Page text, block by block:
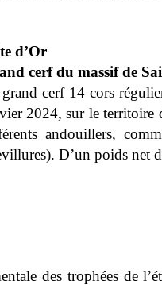
d’Or
cerf du massif de
cerf 14 cors
2024, sur le territoire
andouillers,
D’un poids net
des trophées de